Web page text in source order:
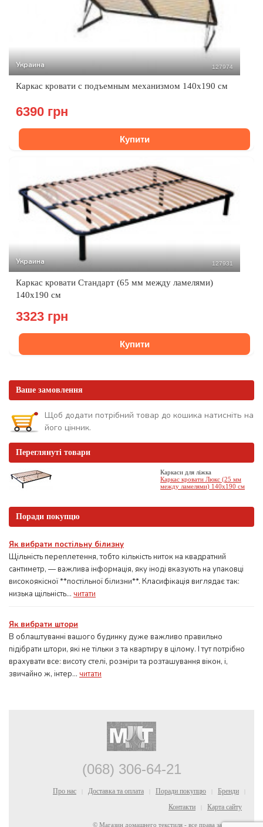
Украина 127974
Каркас кровати с подъемным механизмом 140х190 см
6390 грн
Купити
Украина 127931
Каркас кровати Стандарт (65 мм между ламелями)
140х190 см
3323 грн
Купити
Ваше замовлення
Щоб додати потрібний товар до кошика натисніть на
його цінник.
Переглянуті товари
Каркаси для ліжка
Каркас кровати Люкс (25 мм
между ламелями) 140х190 см
Поради покупцю
Як вибрати постільну білизну
Щільність переплетення, тобто кількість ниток на квадратний
сантиметр, — важлива інформація, яку іноді вказують на упаковці
високоякісної **постільної білизни**. Класифікація виглядає так:
низька щільність... читати
Як вибрати штори
В облаштуванні вашого будинку дуже важливо правильно
підібрати штори, які не тільки з та квартиру в цілому. І тут потрібно
врахувати все: висоту стелі, розміри та розташування вікон, і,
звичайно ж, інтер... читати
(068) 306-64-21
Про нас Доставка та оплата Поради покупцю Бренди
Контакти Карта сайту
© Магазин домашнего текстиля - все права защищены